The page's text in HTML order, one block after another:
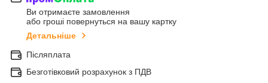
Ви отримаєте замовлення
або гроші повернуться на вашу картку
Детальніше
Післяплата
Безготівковий розрахунок з ПДВ